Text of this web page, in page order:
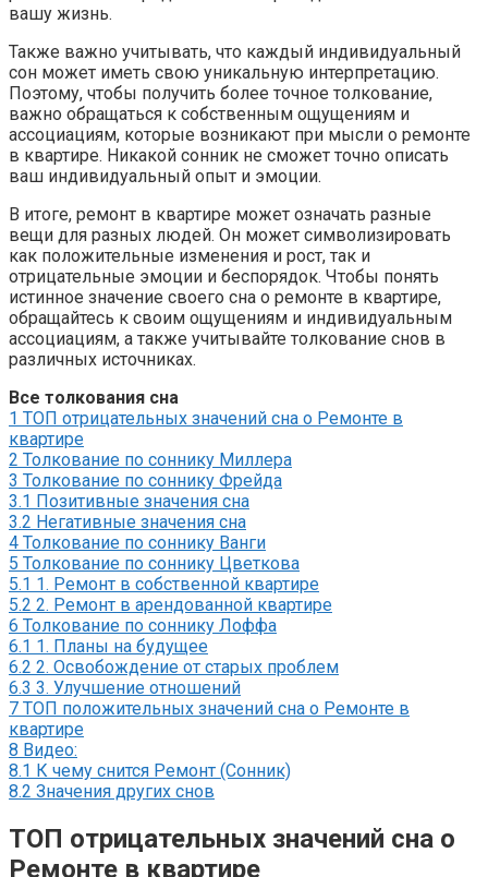
вашу жизнь.
Также важно учитывать, что каждый индивидуальный
сон может иметь свою уникальную интерпретацию.
Поэтому, чтобы получить более точное толкование,
важно обращаться к собственным ощущениям и
ассоциациям, которые возникают при мысли о ремонте
в квартире. Никакой сонник не сможет точно описать
ваш индивидуальный опыт и эмоции.
В итоге, ремонт в квартире может означать разные
вещи для разных людей. Он может символизировать
как положительные изменения и рост, так и
отрицательные эмоции и беспорядок. Чтобы понять
истинное значение своего сна о ремонте в квартире,
обращайтесь к своим ощущениям и индивидуальным
ассоциациям, а также учитывайте толкование снов в
различных источниках.
Все толкования сна
1 ТОП отрицательных значений сна о Ремонте в
квартире
2 Толкование по соннику Миллера
3 Толкование по соннику Фрейда
3.1 Позитивные значения сна
3.2 Негативные значения сна
4 Толкование по соннику Ванги
5 Толкование по соннику Цветкова
5.1 1. Ремонт в собственной квартире
5.2 2. Ремонт в арендованной квартире
6 Толкование по соннику Лоффа
6.1 1. Планы на будущее
6.2 2. Освобождение от старых проблем
6.3 3. Улучшение отношений
7 ТОП положительных значений сна о Ремонте в
квартире
8 Видео:
8.1 К чему снится Ремонт (Сонник)
8.2 Значения других снов
ТОП отрицательных значений сна о
Ремонте в квартире